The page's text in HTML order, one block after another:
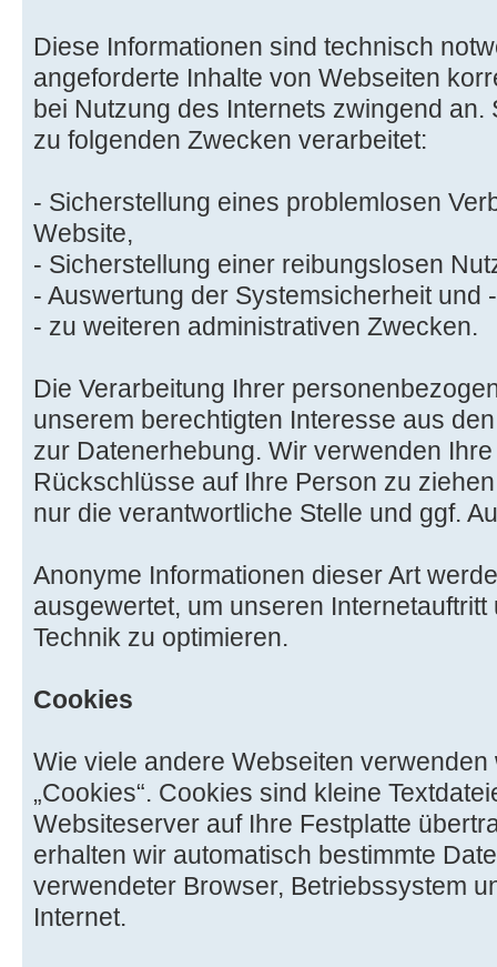
Diese Informationen sind technisch
angeforderte Inhalte von Webseiten
bei Nutzung des Internets zwingend
zu folgenden Zwecken verarbeitet:
- Sicherstellung eines problemlosen
Website,
- Sicherstellung einer reibungslosen
- Auswertung der Systemsicherheit und
- zu weiteren administrativen Zwecken.
Die Verarbeitung Ihrer
unserem berechtigten Interesse aus
zur Datenerhebung. Wir verwenden
Rückschlüsse auf Ihre Person zu
nur die verantwortliche Stelle und ggf.
Anonyme Informationen dieser Art
ausgewertet, um unseren
Technik zu optimieren.
Cookies
Wie viele andere Webseiten
„Cookies“. Cookies sind kleine
Websiteserver auf Ihre Festplatte
erhalten wir automatisch bestimmte
verwendeter Browser, Betriebssystem
Internet.